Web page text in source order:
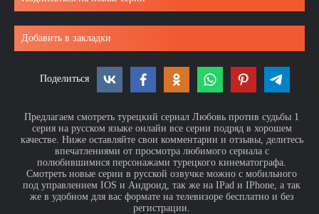
Добавить в закладки
Поделиться
Предлагаем смотреть турецкий сериал Любовь против судьбы 1
серия на русском языке онлайн все серии подряд в хорошем
качестве. Ниже оставляйте свои комментарии и отзывы, делитесь
впечатлениями от просмотра любимого сериала с
полюбившимися персонажами турецкого кинематографа.
Смотреть новые серии в русской озвучке можно с мобильного
под управлением IOS и Андроид, так же на IPad и IPhone, а так
же в удобном для вас формате на телевизоре бесплатно и без
регистрации.